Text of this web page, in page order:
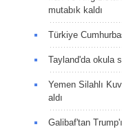
mutabık kaldı
Türkiye
Tayland'da okula
Yemen Silahlı
aldı
Galibaf'tan